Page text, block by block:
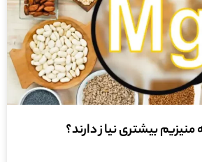
منیزیم بیشتری نیاز دارند؟